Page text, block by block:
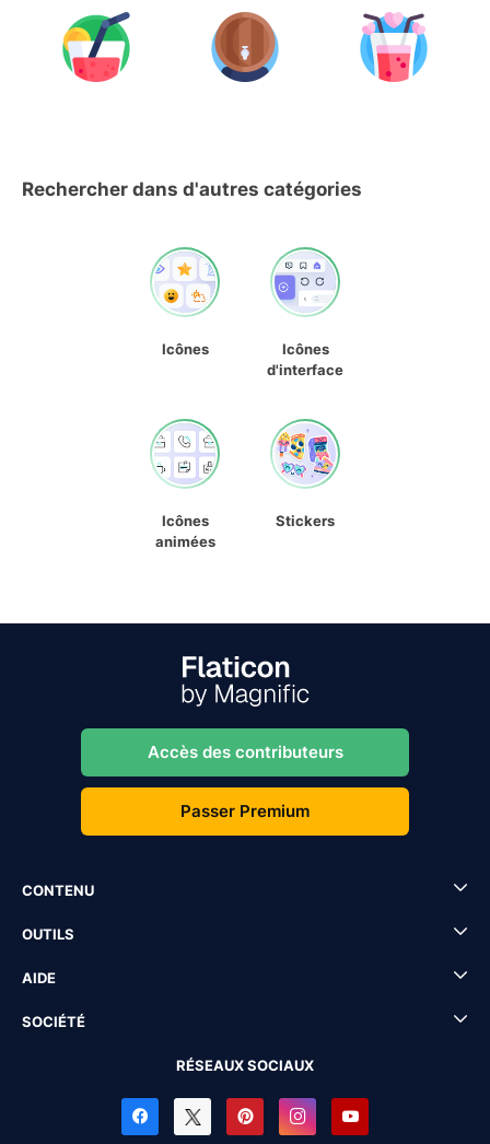
Rechercher dans d'autres catégories
Icônes
Icônes
d'interface
Icônes
animées
Stickers
Accès des contributeurs
Passer Premium
CONTENU
OUTILS
AIDE
SOCIÉTÉ
RÉSEAUX SOCIAUX